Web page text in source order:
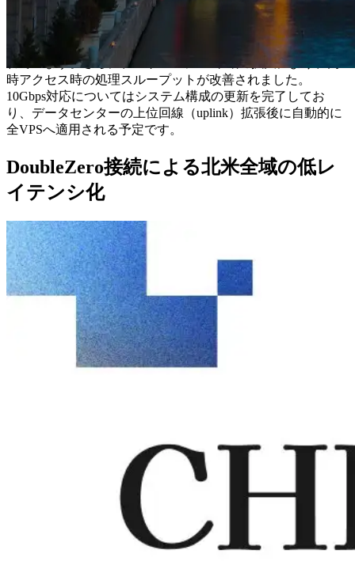
を実施し、トラフィック集中時の応答安定性と処理効率を向
上させました。内部のデータパスを見直すことでキャッシュ
とメモリの再利用性が高まり、アクセス効率の向上が確認さ
れています。さらに、ストレージI/O帯域の拡大により、同
時アクセス時の処理スループットが改善されました。
10Gbps対応についてはシステム構成の更新を完了してお
り、データセンターの上位回線（uplink）拡張後に自動的に
全VPSへ適用される予定です。
DoubleZero接続による北米全域の低レ
イテンシ化